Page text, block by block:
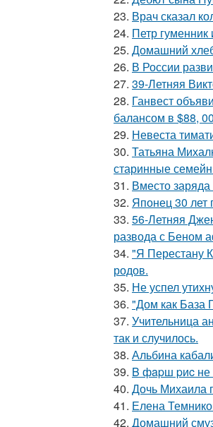
23. Врач сказал
24. Петр
25. Домашний
26. В России
27. 39-Летняя
28. Ганвест
балансом в $88,
29. Невеста
30. Татьяна
старинные
31. Вместо
32. Японец 30 лет
33. 56-Летняя
развода с Беном
34. "Я Перестану
родов.
35. Не успел
36. "Дом как База
37. Учительница
так и случилось.
38. Альбина
39. B фapш pиc не
40. Дочь Михаила
41. Елена
42. Домашний